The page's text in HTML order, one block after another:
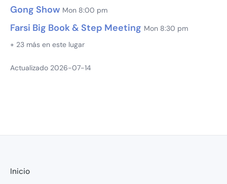
Gong Show Mon 8:00 pm
Farsi Big Book & Step Meeting Mon 8:30 pm
+ 23 más en este lugar
Actualizado 2026-07-14
Inicio